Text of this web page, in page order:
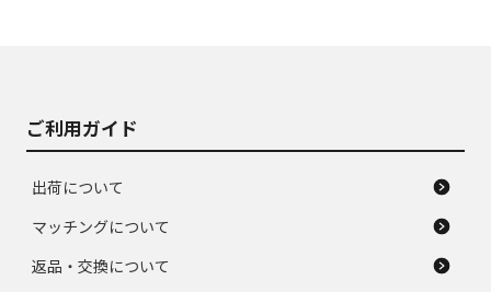
ご利用ガイド
出荷について
マッチングについて
返品・交換について